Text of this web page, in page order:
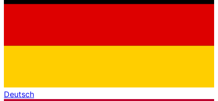
Deutsch